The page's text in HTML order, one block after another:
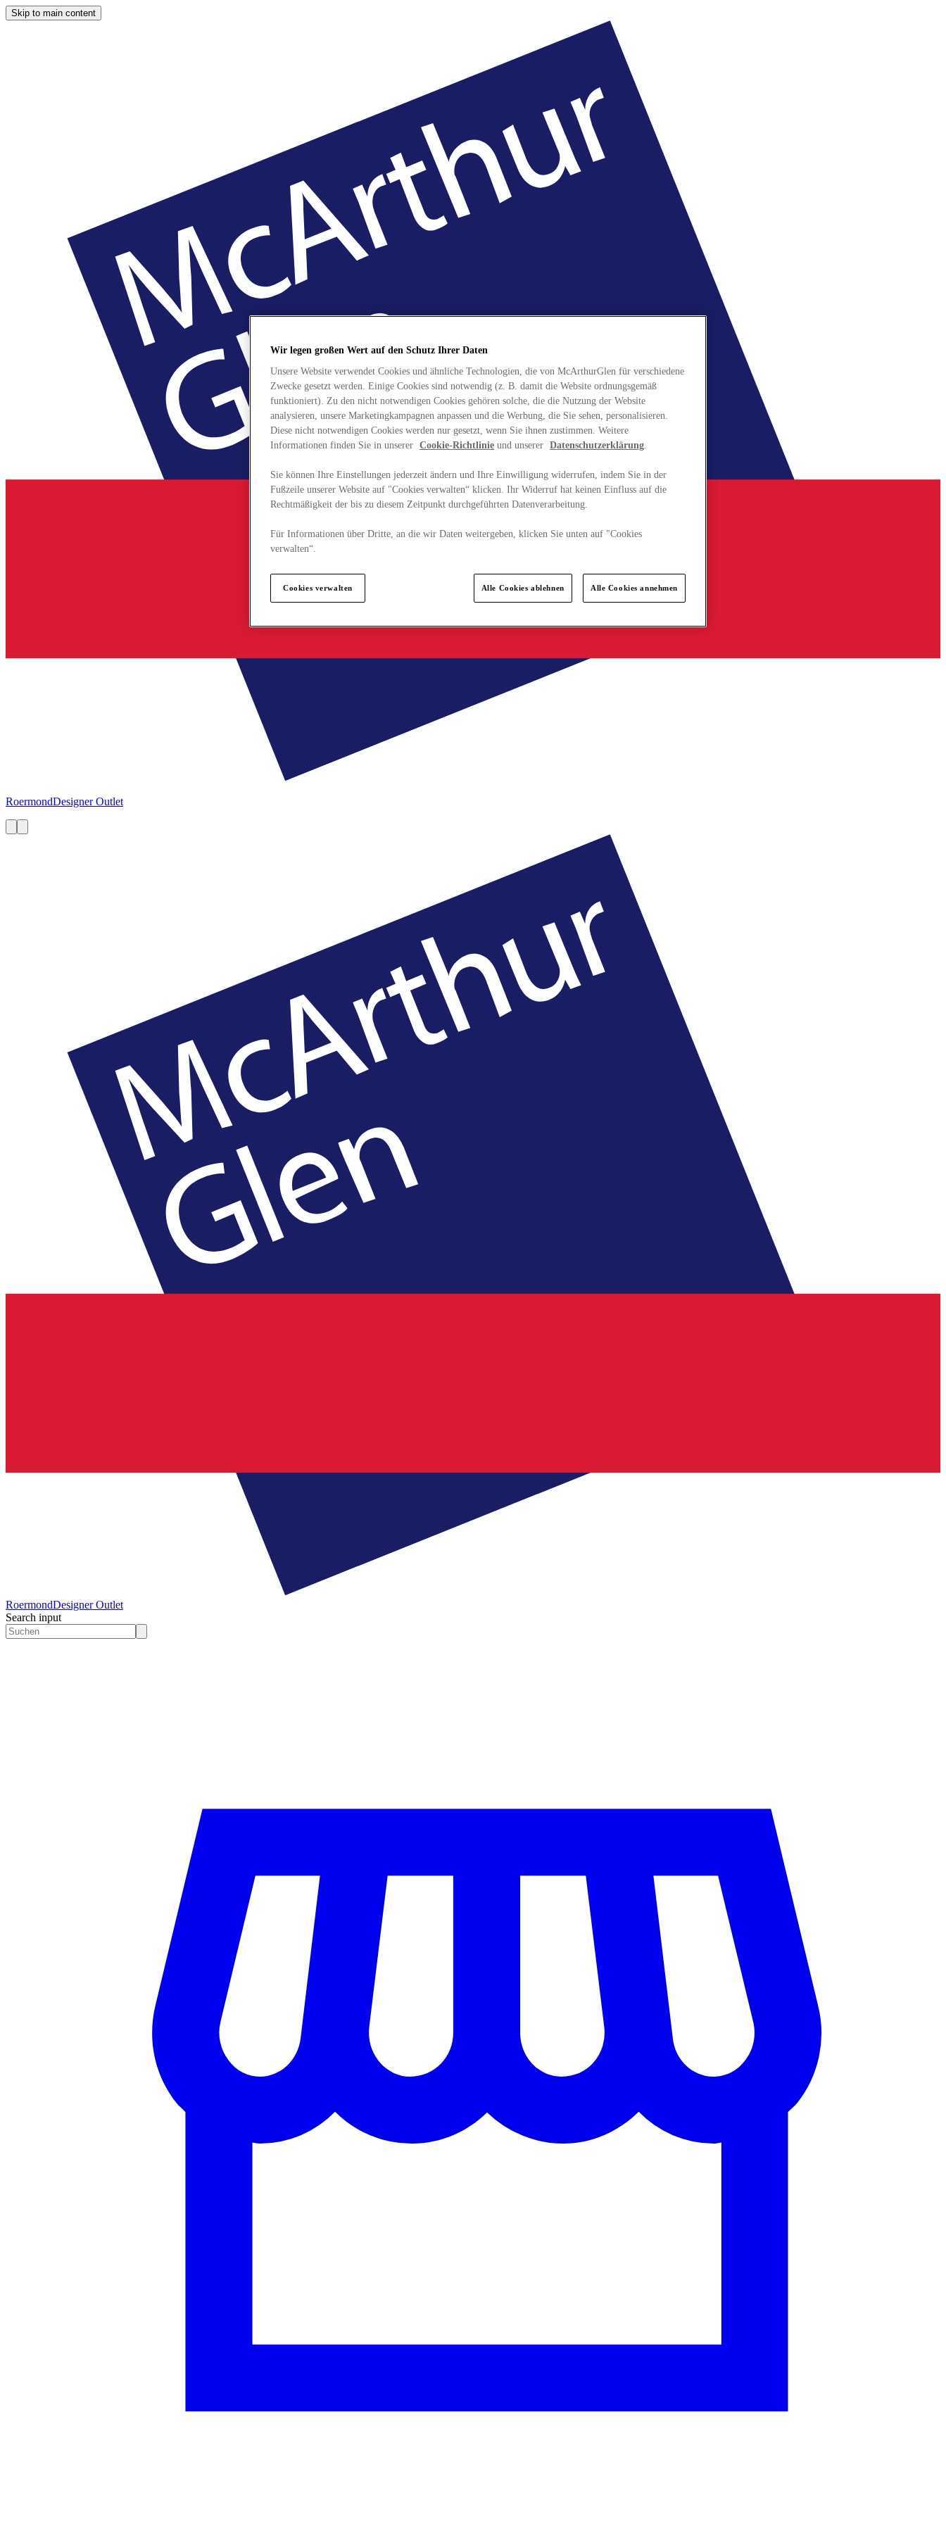
Skip to main content
RoermondDesigner Outlet
RoermondDesigner Outlet
Search input
Wir legen großen Wert auf den Schutz Ihrer Daten
Unsere Website verwendet Cookies und ähnliche Technologien, die von McArthurGlen für verschiedene
Zwecke gesetzt werden. Einige Cookies sind notwendig (z. B. damit die Website ordnungsgemäß
funktioniert). Zu den nicht notwendigen Cookies gehören solche, die die Nutzung der Website
analysieren, unsere Marketingkampagnen anpassen und die Werbung, die Sie sehen, personalisieren.
Diese nicht notwendigen Cookies werden nur gesetzt, wenn Sie ihnen zustimmen. Weitere
Informationen finden Sie in unserer Cookie-Richtlinie und unserer Datenschutzerklärung.
Sie können Ihre Einstellungen jederzeit ändern und Ihre Einwilligung widerrufen, indem Sie in der
Fußzeile unserer Website auf "Cookies verwalten“ klicken. Ihr Widerruf hat keinen Einfluss auf die
Rechtmäßigkeit der bis zu diesem Zeitpunkt durchgeführten Datenverarbeitung.
Für Informationen über Dritte, an die wir Daten weitergeben, klicken Sie unten auf "Cookies
verwalten“.
Cookies verwalten Alle Cookies ablehnen Alle Cookies annehmen